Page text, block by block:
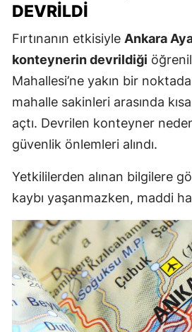
DEVRILDI
Fırtınanın etkisiyle Ankara
konteynerin devrildiği
Mahallesi’ne yakın bir
mahalle sakinleri arasında
açtı. Devrilen konteyner
güvenlik önlemleri alındı.
Yetkililerden alınan bilgilere
kaybı yaşanmazken, maddi